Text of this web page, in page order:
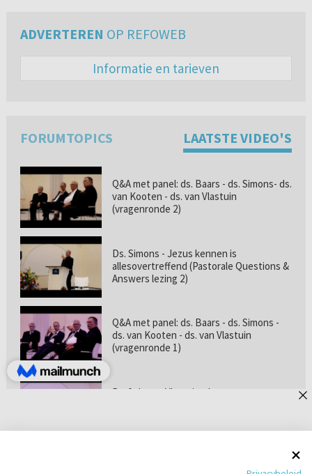
ADVERTEREN OP REFOWEB
Informatie en tarieven
FORUMTOPICS LAATSTE VIDEO'S
Q&A met panel: ds. Baars - ds. Simons- ds.
van Kooten - ds. van Vlastuin
(vragenronde 2)
Ds. Simons - Jezus kennen is
allesovertreffend (Pastorale Questions &
Answers lezing 2)
Q&A met panel: ds. Baars - ds. Simons -
ds. van Kooten - ds. van Vlastuin
(vragenronde 1)
Prof. dr. van Vlastuin - Is